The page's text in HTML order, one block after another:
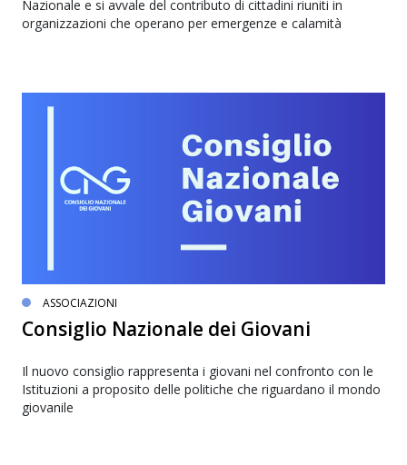
Nazionale e si avvale del contributo di cittadini riuniti in
organizzazioni che operano per emergenze e calamità
ASSOCIAZIONI
Consiglio Nazionale dei Giovani
Il nuovo consiglio rappresenta i giovani nel confronto con le
Istituzioni a proposito delle politiche che riguardano il mondo
giovanile